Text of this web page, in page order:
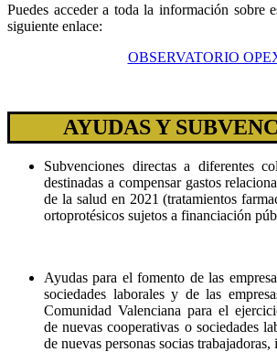
Puedes acceder a toda la información sobre
siguiente enlace:
OBSERVATORIO
AYUDAS Y
Subvenciones directas a diferentes
destinadas a compensar gastos
de la salud en 2021 (tratamientos
ortoprotésicos sujetos a financiación
Ayudas para el fomento de las
sociedades laborales y de las
Comunidad Valenciana para el
de nuevas cooperativas o sociedades
de nuevas personas socias